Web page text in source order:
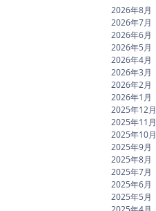
2026年8月
2026年7月
2026年6月
2026年5月
2026年4月
2026年3月
2026年2月
2026年1月
2025年12月
2025年11月
2025年10月
2025年9月
2025年8月
2025年7月
2025年6月
2025年5月